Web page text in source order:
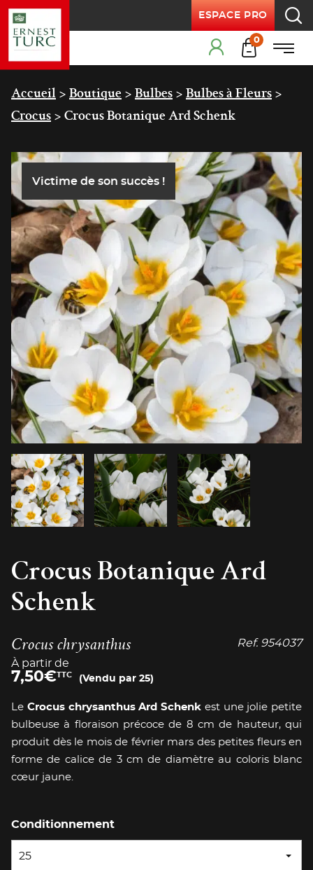
ESPACE PRO
Recherche
Menu principal
Menu
Cart
0
Products
Accueil > Boutique > Bulbes > Bulbes à Fleurs >
Crocus > Crocus Botanique Ard Schenk
Victime de son succès !
Crocus Botanique Ard
Schenk
Crocus chrysanthus Ref. 954037
À partir de
7,50€TTC (Vendu par 25)
Le Crocus chrysanthus Ard Schenk est une jolie petite
bulbeuse à floraison précoce de 8 cm de hauteur, qui
produit dès le mois de février mars des petites fleurs en
forme de calice de 3 cm de diamètre au coloris blanc
cœur jaune.
Conditionnement
25